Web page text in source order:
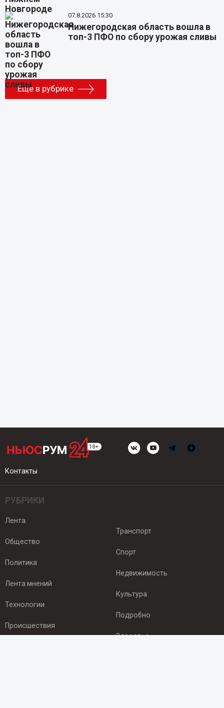
07.8.2026 15:30
Нижегородская область вошла в
топ-3 ПФО по сбору урожая сливы
Еще в рубрике
Контакты
РУБРИКИ
Лента
Общество
Политика
Лента мнений
Технологии
Происшествия
Транспорт
Спорт
Недвижимость
Культура
Подробно
Здоровье